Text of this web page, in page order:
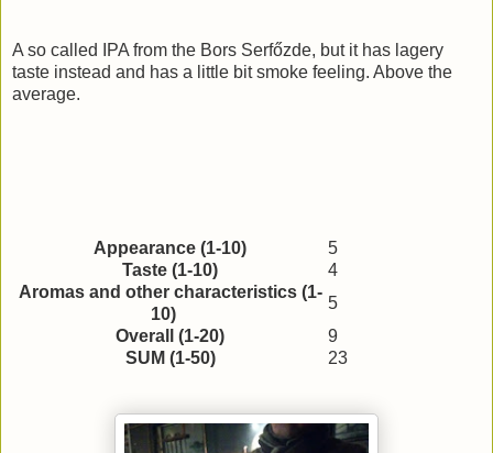
A so called IPA from the Bors Serfőzde, but it has lagery
taste instead and has a little bit smoke feeling. Above the
average.
Appearance (1-10)
5
Taste (1-10)
4
Aromas and other characteristics (1-
10)
5
Overall (1-20)
9
SUM (1-50)
23